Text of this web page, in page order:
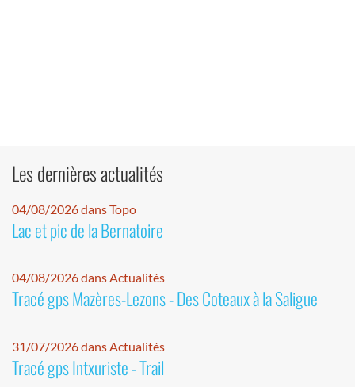
Les dernières actualités
04/08/2026 dans Topo
Lac et pic de la Bernatoire
04/08/2026 dans Actualités
Tracé gps Mazères-Lezons - Des Coteaux à la Saligue
31/07/2026 dans Actualités
Tracé gps Intxuriste - Trail